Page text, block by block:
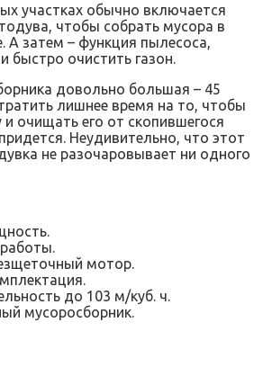
участках обычно включается
чтобы собрать мусора в
А затем – функция пылесоса,
быстро очистить газон.
довольно большая – 45
лишнее время на то, чтобы
и очищать его от скопившегося
Неудивительно, что этот
не разочаровывает ни одного
мотор.
до 103 м/куб. ч.
мусоросборник.